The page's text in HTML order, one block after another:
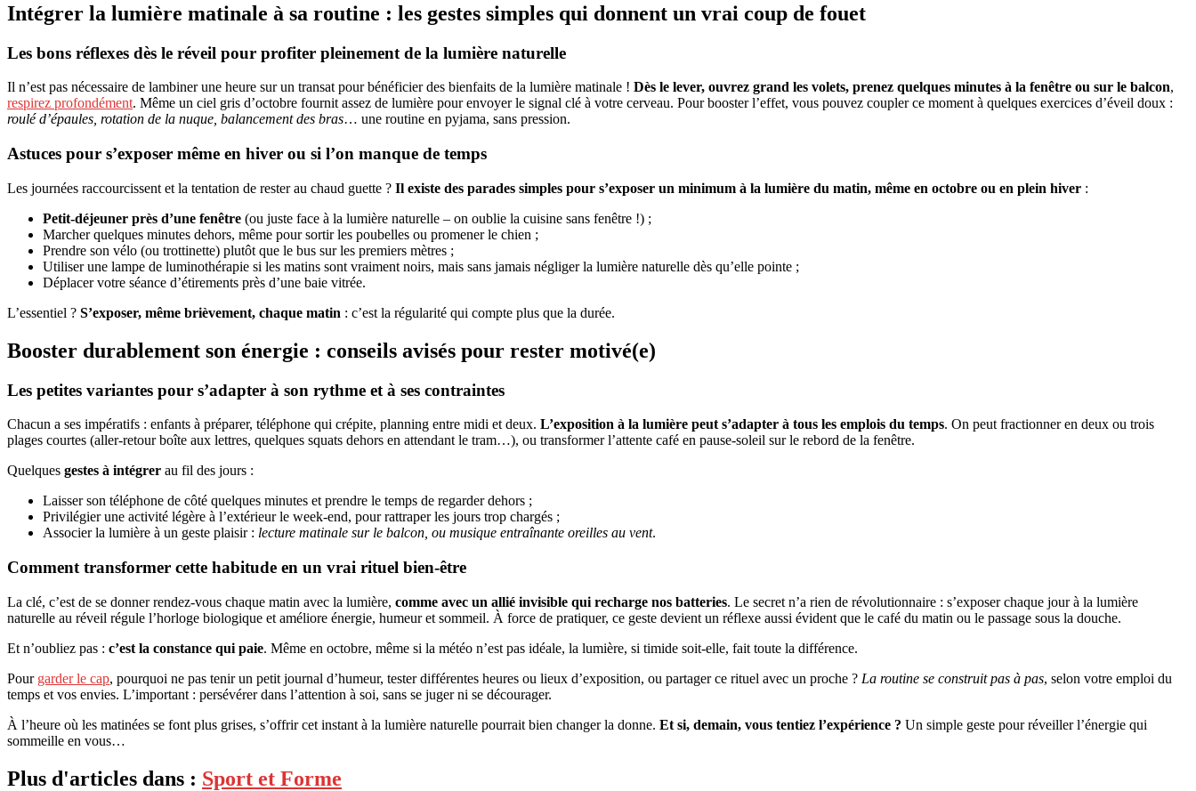
Intégrer la lumière matinale à sa routine : les gestes simples qui donnent un vrai coup de fouet
Les bons réflexes dès le réveil pour profiter pleinement de la lumière naturelle
Il n’est pas nécessaire de lambiner une heure sur un transat pour bénéficier des bienfaits de la lumière matinale ! Dès le lever, ouvrez grand les volets, prenez quelques minutes à la fenêtre ou sur le balcon,
respirez profondément. Même un ciel gris d’octobre fournit assez de lumière pour envoyer le signal clé à votre cerveau. Pour booster l’effet, vous pouvez coupler ce moment à quelques exercices d’éveil doux :
roulé d’épaules, rotation de la nuque, balancement des bras… une routine en pyjama, sans pression.
Astuces pour s’exposer même en hiver ou si l’on manque de temps
Les journées raccourcissent et la tentation de rester au chaud guette ? Il existe des parades simples pour s’exposer un minimum à la lumière du matin, même en octobre ou en plein hiver :
Petit-déjeuner près d’une fenêtre (ou juste face à la lumière naturelle – on oublie la cuisine sans fenêtre !) ;
Marcher quelques minutes dehors, même pour sortir les poubelles ou promener le chien ;
Prendre son vélo (ou trottinette) plutôt que le bus sur les premiers mètres ;
Utiliser une lampe de luminothérapie si les matins sont vraiment noirs, mais sans jamais négliger la lumière naturelle dès qu’elle pointe ;
Déplacer votre séance d’étirements près d’une baie vitrée.
L’essentiel ? S’exposer, même brièvement, chaque matin : c’est la régularité qui compte plus que la durée.
Booster durablement son énergie : conseils avisés pour rester motivé(e)
Les petites variantes pour s’adapter à son rythme et à ses contraintes
Chacun a ses impératifs : enfants à préparer, téléphone qui crépite, planning entre midi et deux. L’exposition à la lumière peut s’adapter à tous les emplois du temps. On peut fractionner en deux ou trois
plages courtes (aller-retour boîte aux lettres, quelques squats dehors en attendant le tram…), ou transformer l’attente café en pause-soleil sur le rebord de la fenêtre.
Quelques gestes à intégrer au fil des jours :
Laisser son téléphone de côté quelques minutes et prendre le temps de regarder dehors ;
Privilégier une activité légère à l’extérieur le week-end, pour rattraper les jours trop chargés ;
Associer la lumière à un geste plaisir : lecture matinale sur le balcon, ou musique entraînante oreilles au vent.
Comment transformer cette habitude en un vrai rituel bien-être
La clé, c’est de se donner rendez-vous chaque matin avec la lumière, comme avec un allié invisible qui recharge nos batteries. Le secret n’a rien de révolutionnaire : s’exposer chaque jour à la lumière
naturelle au réveil régule l’horloge biologique et améliore énergie, humeur et sommeil. À force de pratiquer, ce geste devient un réflexe aussi évident que le café du matin ou le passage sous la douche.
Et n’oubliez pas : c’est la constance qui paie. Même en octobre, même si la météo n’est pas idéale, la lumière, si timide soit-elle, fait toute la différence.
Pour garder le cap, pourquoi ne pas tenir un petit journal d’humeur, tester différentes heures ou lieux d’exposition, ou partager ce rituel avec un proche ? La routine se construit pas à pas, selon votre emploi du
temps et vos envies. L’important : persévérer dans l’attention à soi, sans se juger ni se décourager.
À l’heure où les matinées se font plus grises, s’offrir cet instant à la lumière naturelle pourrait bien changer la donne. Et si, demain, vous tentiez l’expérience ? Un simple geste pour réveiller l’énergie qui
sommeille en vous…
Plus d'articles dans : Sport et Forme